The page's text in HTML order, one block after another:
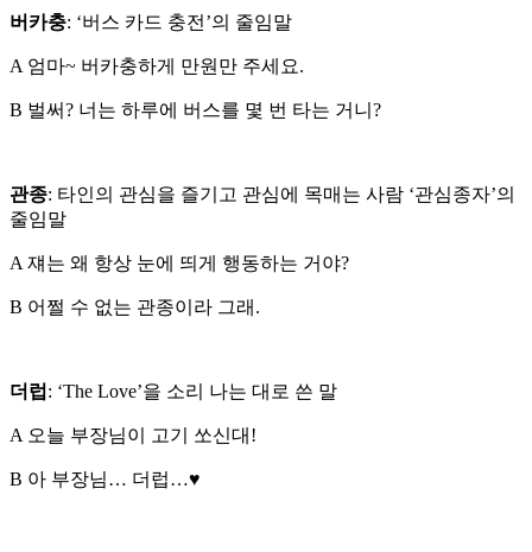
버카충: ‘버스 카드 충전’의 줄임말
A 엄마~ 버카충하게 만원만 주세요.
B 벌써? 너는 하루에 버스를 몇 번 타는 거니?
관종: 타인의 관심을 즐기고 관심에 목매는 사람 ‘관심종자’의
줄임말
A 쟤는 왜 항상 눈에 띄게 행동하는 거야?
B 어쩔 수 없는 관종이라 그래.
더럽 : ‘The Love’을 소리 나는 대로 쓴 말
A 오늘 부장님이 고기 쏘신대!
B 아 부장님… 더럽…♥